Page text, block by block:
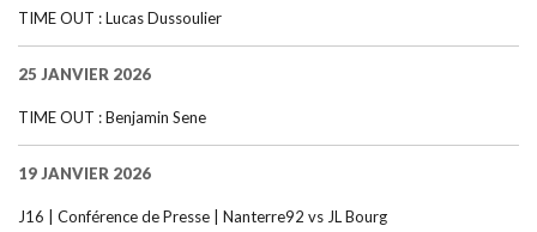
TIME OUT : Lucas Dussoulier
25 JANVIER 2026
TIME OUT : Benjamin Sene
19 JANVIER 2026
J16 | Conférence de Presse | Nanterre92 vs JL Bourg